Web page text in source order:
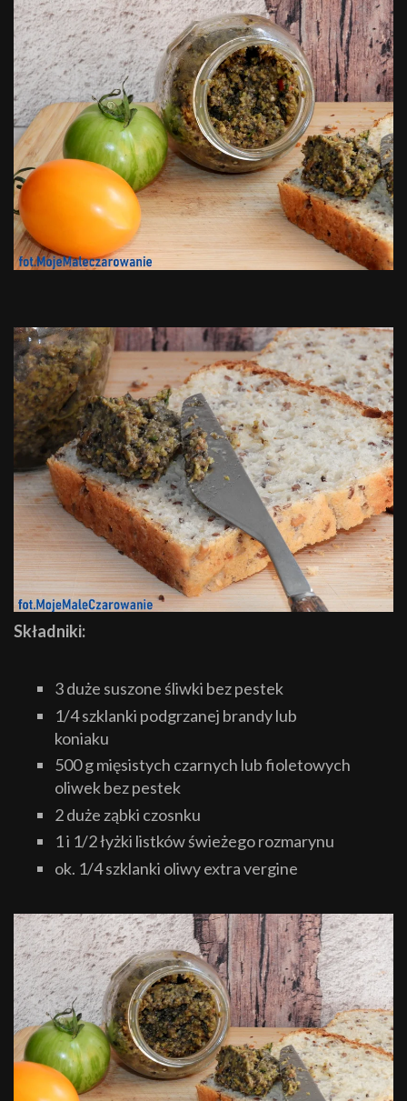
Składniki:
3 duże suszone śliwki bez pestek
1/4 szklanki podgrzanej brandy lub
koniaku
500 g mięsistych czarnych lub fioletowych
oliwek bez pestek
2 duże ząbki czosnku
1 i 1/2 łyżki listków świeżego rozmarynu
ok. 1/4 szklanki oliwy extra vergine